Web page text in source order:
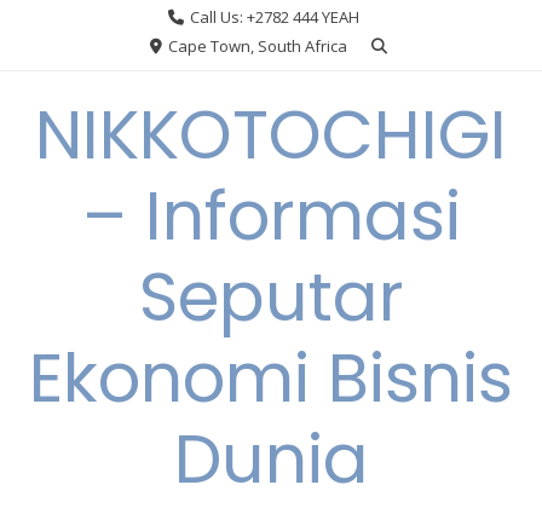
Call Us: +2782 444 YEAH
Cape Town, South Africa
NIKKOTOCHIGI
– Informasi
Seputar
Ekonomi Bisnis
Dunia